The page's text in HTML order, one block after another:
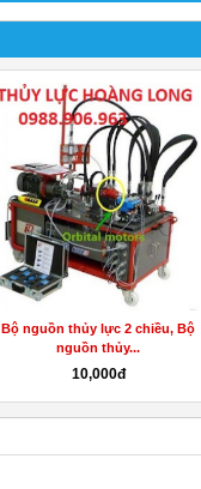
Bộ nguồn thủy lực 2 chiều, Bộ
nguồn thủy...
10,000đ